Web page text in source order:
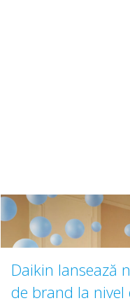
Daikin lansează
de brand la nivel